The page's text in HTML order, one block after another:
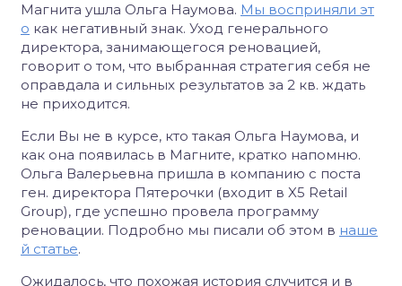
Магнита ушла Ольга Наумова. Мы восприняли эт
о как негативный знак. Уход генерального
директора, занимающегося реновацией,
говорит о том, что выбранная стратегия себя не
оправдала и сильных результатов за 2 кв. ждать
не приходится.
Если Вы не в курсе, кто такая Ольга Наумова, и
как она появилась в Магните, кратко напомню.
Ольга Валерьевна пришла в компанию с поста
ген. директора Пятерочки (входит в X5 Retail
Group), где успешно провела программу
реновации. Подробно мы писали об этом в наше
й статье.
Ожидалось, что похожая история случится и в